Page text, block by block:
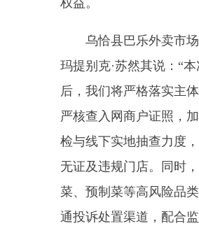
通投诉处置渠道，配合监管部
展专项整治，切实守住网络
下一步，乌恰县市场监
持续加大网络餐饮监督检查
常态化开展回头看，对屡查屡
（全媒体记者：库曼白克·衣